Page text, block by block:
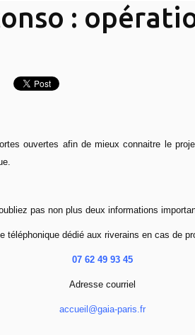
:
ouvertes afin de mieux connaitre le
pas non plus deux informations
téléphonique dédié aux riverains en cas de
07 62 49 93 45
Adresse courriel
accueil@gaia-paris.fr